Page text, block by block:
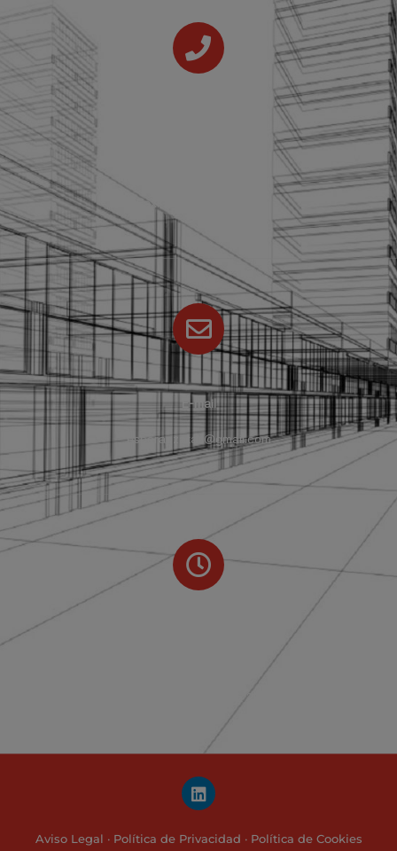
Fax: +34 916 362 380
E-mail
esperanzataz@gmail.com
L
i
k
Aviso Legal · Política de Privacidad · Política de Cookies